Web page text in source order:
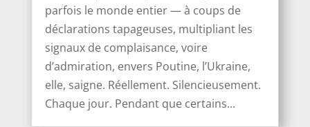
parfois le monde entier — à coups de
déclarations tapageuses, multipliant les
signaux de complaisance, voire
d’admiration, envers Poutine, l’Ukraine,
elle, saigne. Réellement. Silencieusement.
Chaque jour. Pendant que certains...